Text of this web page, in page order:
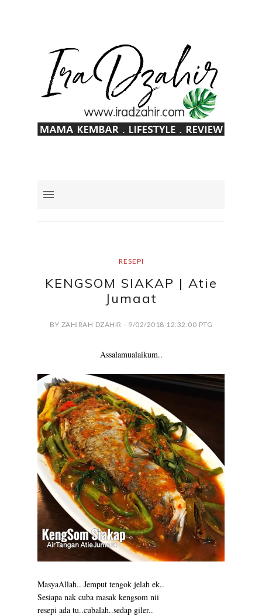
RESEPI
KENGSOM SIAKAP | Atie
Jumaat
BY ZAHIRAH DZAHIR - 9/02/2018 12:32:00 PTG
Assalamualaikum..
MasyaAllah.. Jemput tengok jelah ek..
Sesiapa nak cuba masak kengsom nii
resepi ada tu..cubalah..sedap giler..